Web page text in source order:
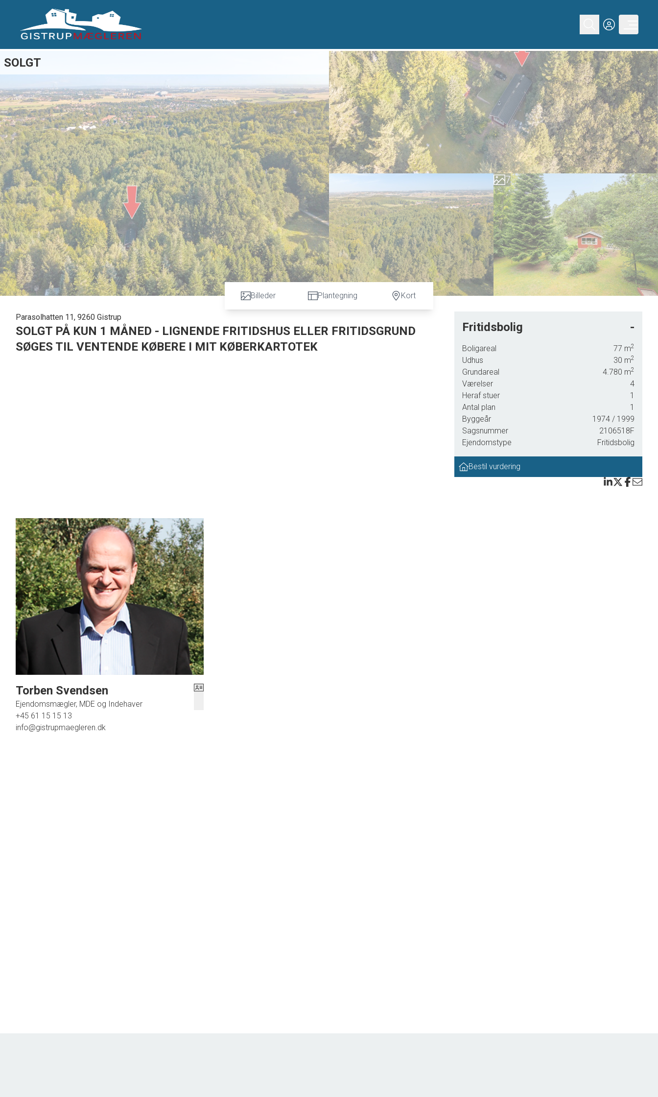
SOLGT
2
3
4
5
6
7
8
9
Billeder Plantegning Kort
Parasolhatten 11, 9260 Gistrup
SOLGT PÅ KUN 1 MÅNED - LIGNENDE FRITIDSHUS ELLER FRITIDSGRUND
SØGES TIL VENTENDE KØBERE I MIT KØBERKARTOTEK
Gistrup byder på et spændende handelsliv med egen slagter, bager, supermarkeder m.v. Derudover vil du opleve en by med et spændende forenings- og kulturliv. Vil du gå til spejder,
gymnastik, motionscenter, fodbold eller golf - så har Gistrup det hele. Ud over et væld af foreninger, har byen stor og god skole, flere børnehaver og dagplejepladser. Gistrup vil I fremtiden
endvidere være satelitbyen til Nordjyllands nye supersygehus. Dette vil helt klart være medvirkende til at mange nye familier vil søge mod Gistrup, så de kan bo godt og tæt på deres
kommende arbejdsplads. Se den nye præsentationsvideo om Gistrup By: https://youtu.be/cmxQ5fW6xgk
Et spændende sommerhus med mange muligheder.
Kontakt mig allerede i dag på tlf. 6115 1513 for at kaste et nærmere blik på denne herlige oase.
Fritidsbolig -
Boligareal 77 m2
Udhus 30 m2
Grundareal 4.780 m2
Værelser
4
Heraf stuer
1
Antal plan
1
Byggeår
1974 / 1999
Sagsnummer
2106518F
Ejendomstype
Fritidsbolig
Bestil vurdering
Torben Svendsen
Ejendomsmægler, MDE og Indehaver
+45 61 15 15 13
info@gistrupmaegleren.dk